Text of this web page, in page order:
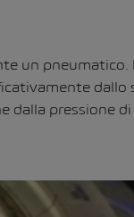
un
dalla pressione